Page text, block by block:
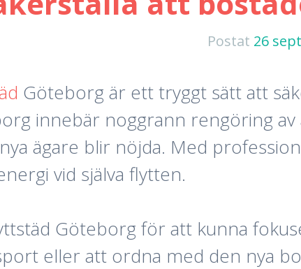
Postat 26
Göteborg är ett tryggt sätt att
innebär noggrann rengöring
ägare blir nöjda. Med
vid själva flytten.
Göteborg för att kunna
eller att ordna med den nya